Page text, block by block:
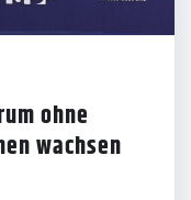
ohne
wachsen